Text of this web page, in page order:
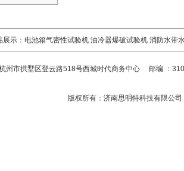
展示： 电池箱气密性试验机 油冷器爆破试验机 消防水带
州市拱墅区登云路518号西城时代商务中心 邮编 ：
版权所有： 济南思明特科技有限公司